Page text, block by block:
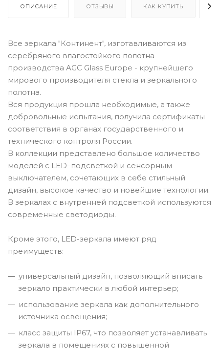
ОПИСАНИЕ ОТЗЫВЫ КАК КУПИТЬ
Все зеркала "Континент", изготавливаются из
серебряного влагостойкого полотна
производства AGC Glass Europe - крупнейшего
мирового производителя стекла и зеркального
полотна.
Вся продукция прошла необходимые, а также
добровольные испытания, получила сертификаты
соответствия в органах государственного и
технического контроля России.
В коллекции представлено большое количество
моделей с LED–подсветкой и сенсорным
выключателем, сочетающих в себе стильный
дизайн, высокое качество и новейшие технологии.
В зеркалах с внутренней подсветкой используются
современные светодиоды.
Кроме этого, LED-зеркала имеют ряд
преимуществ:
универсальный дизайн, позволяющий вписать
зеркало практически в любой интерьер;
использование зеркала как дополнительного
источника освещения;
класс защиты IP67, что позволяет устанавливать
зеркала в помещениях с повышенной